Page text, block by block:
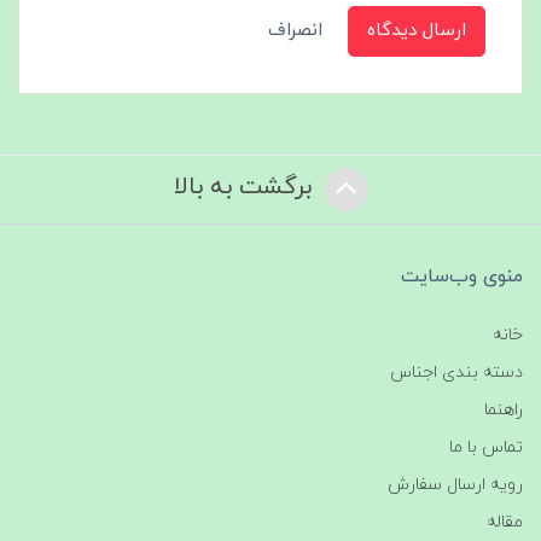
ارسال دیدگاه انصراف
برگشت به بالا
منوی وب‌سایت
خانه
دسته بندی اجناس
راهنما
تماس با ما
رویه ارسال سفارش
مقاله